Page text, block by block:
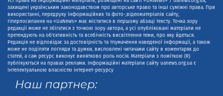
захищені українським законодавством про авторське право та інші суміжні права. При
використанні, передруку інформаційних та фото-,відеоматеріалів сайту,
гіперпосилання на «UaNews» має міститися в першому абзаці тексту. Точка зору
редакції може не збігатися з точкою зору автора, а усі опубліковані матеріали не
претендують на об'єктивність та всебічність висвітлення теми, про яку йдеться.
Редакція не відповідає за достовірність та тлумачення наведеної інформації, а також
може не поділяти погляди та думки, висловлені читачами сайту в коментарях до
статей, а сам ресурс виконує винятково роль носія. Матеріали з поміткою (R)
публікуються на правах реклами. Інформаційні матеріали сайту uanews.org.ua є
інтелектуальною власністю інтернет-ресурсу